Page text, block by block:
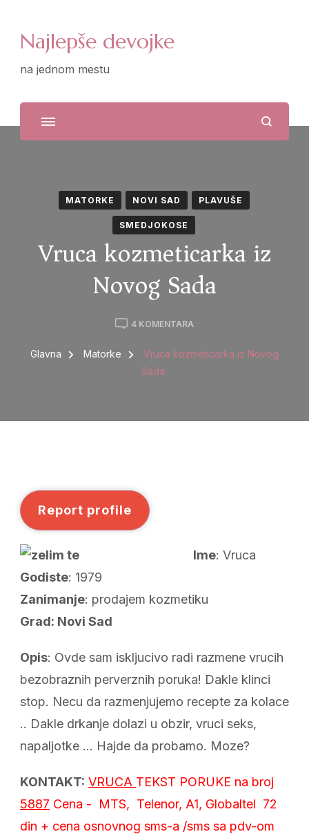
Najlepše devojke
na jednom mestu
MATORKE NOVI SAD PLAVUŠE
SMEDJOKOSE
Vruca kozmeticarka iz
Novog Sada
4 KOMENTARA
KOZMETICARKA
Glavna Matorke
Vruca kozmeticarka iz Novog
Sada
Report profile
Ime: Vruca
Godiste: 1979
Zanimanje: prodajem kozmetiku
Grad: Novi Sad
Opis: Ovde sam iskljucivo radi razmene vrucih
bezobraznih perverznih poruka! Dakle klinci
stop. Necu da razmenjujemo recepte za kolace
.. Dakle drkanje dolazi u obzir, vruci seks,
napaljotke … Hajde da probamo. Moze?
KONTAKT: VRUCA TEKST PORUKE na broj
5887 Cena - MTS, Telenor, A1, Globaltel 72
din + cena osnovnog sms-a /sms sa pdv-om